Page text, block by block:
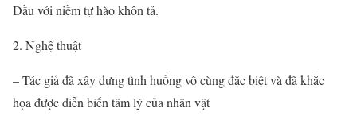
Dầu với niềm tự hào khôn tả.
2. Nghệ thuật
– Tác giả đã xây dựng tình huống vô cùng đặc biệt và đã khắc
họa được diễn biến tâm lý của nhân vật